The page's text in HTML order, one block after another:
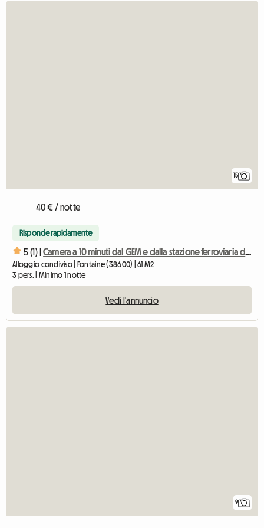
15
40 € / notte
Risponde rapidamente
5 (1) | Camera a 10 minuti dal GEM e dalla stazione ferroviaria di Grenoble
Alloggio condiviso | Fontaine (38600) | 61 M2
3 pers. | Minimo 1 notte
Vedi l'annuncio
9